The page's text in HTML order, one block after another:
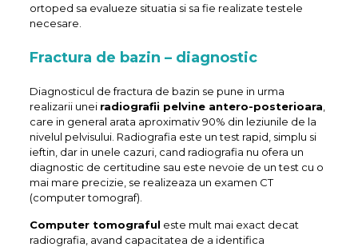
ortoped sa evalueze situatia si sa fie realizate testele
necesare.
Fractura de bazin – diagnostic
Diagnosticul de fractura de bazin se pune in urma
realizarii unei radiografii pelvine antero-posterioara
care in general arata aproximativ 90% din leziunile de la
nivelul pelvisului. Radiografia este un test rapid, simplu si
ieftin, dar in unele cazuri, cand radiografia nu ofera un
diagnostic de certitudine sau este nevoie de un test cu o
mai mare precizie, se realizeaza un examen CT
(computer tomograf).
Computer tomograful este mult mai exact decat
radiografia, avand capacitatea de a identifica